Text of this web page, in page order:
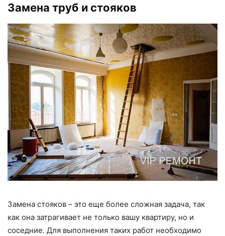
Замена труб и стояков
Замена стояков – это еще более сложная задача, так
как она затрагивает не только вашу квартиру, но и
соседние. Для выполнения таких работ необходимо